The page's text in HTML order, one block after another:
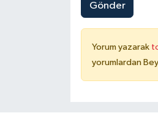
Gönder
Yorum yazarak
yorumlardan